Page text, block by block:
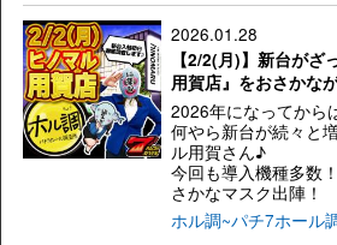
2026.01.28
【2/2(月)】新台が
用賀店』をおさかな
2026年になってから
何やら新台が続々と
ル用賀さん♪
今回も導入機種多数
さかなマスク出陣！
ホル調~パチ7ホール